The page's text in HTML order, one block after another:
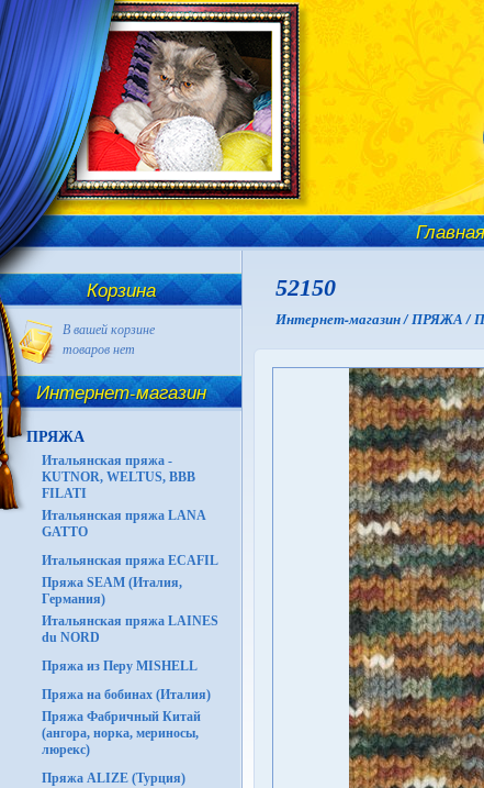
Главная
Корзина
В вашей корзине
товаров нет
Интернет-магазин
ПРЯЖА
Итальянская пряжа -
KUTNOR, WELTUS, BBB
FILATI
Итальянская пряжа LANA
GATTO
Итальянская пряжа ECAFIL
Пряжа SEAM (Италия,
Германия)
Итальянская пряжа LAINES
du NORD
Пряжа из Перу MISHELL
Пряжа на бобинах (Италия)
Пряжа Фабричный Китай
(ангора, норка, мериносы,
люрекс)
Пряжа ALIZE (Турция)
52150
Интернет-магазин /ПРЯЖА /